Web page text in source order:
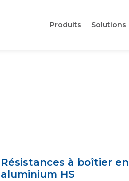
Produits Solutions
Résistances à boîtier en
aluminium HS